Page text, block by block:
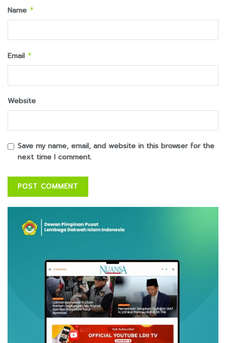
Name *
Email *
Website
Save my name, email, and website in this browser for the
next time I comment.